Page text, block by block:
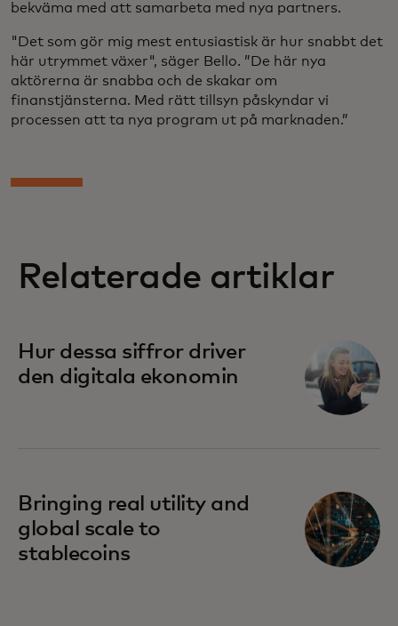
bekväma med att samarbeta med nya partners.
"Det som gör mig mest entusiastisk är hur snabbt det
här utrymmet växer", säger Bello. ”De här nya
aktörerna är snabba och de skakar om
finanstjänsterna. Med rätt tillsyn påskyndar vi
processen att ta nya program ut på marknaden.”
Relaterade artiklar
Hur dessa siffror driver
den digitala ekonomin
Bringing real utility and
global scale to
stablecoins